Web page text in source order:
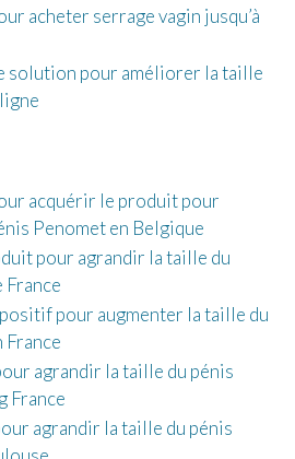
acheter serrage vagin jusqu’à
solution pour améliorer la taille
acquérir le produit pour
Penomet en Belgique
pour agrandir la taille du
France
pour augmenter la taille du
France
agrandir la taille du pénis
France
agrandir la taille du pénis